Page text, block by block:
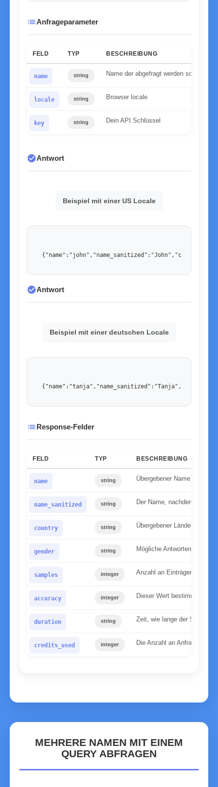
listAnfrageparameter
FELD TYP BESCHREIBUNG
name string Name der abgefragt werden soll
locale string Browser locale
key string Dein API Schlüssel
check_circleAntwort
Beispiel mit einer US Locale
check_circleAntwort
Beispiel mit einer deutschen Locale
listResponse-Felder
FELD TYP BESCHREIBUNG
name string Übergebener Name in
name_sanitized string Der Name, nachdem wir ihn
country string Übergebener Ländercode
gender string Mögliche Antworten: male,
samples integer Anzahl an Einträgen die auf
accuracy integer Dieser Wert bestimmt, wie
duration string Zeit, wie lange der Server
credits_used integer Die Anzahl an Anfragen, die
MEHRERE NAMEN MIT EINEM
QUERY ABFRAGEN